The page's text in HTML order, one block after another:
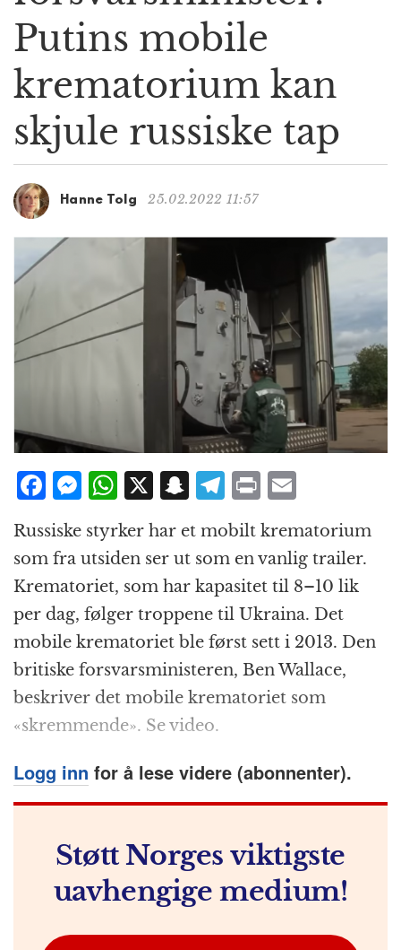
a
t
o
n
Putins mobile
krematorium kan
skjule russiske tap
Hanne Tolg 25.02.2022 11:57
F
a
c
e
b
o
o
k
M
ss
e
n
g
e
r
W
h
at
s
A
p
p
X S
a
p
c
h
at
T
el
e
g
r
a
m
P
ri
n
t
ai
l
Russiske styrker har et mobilt krematorium
som fra utsiden ser ut som en vanlig trailer.
Krematoriet, som har kapasitet til 8–10 lik
per dag, følger troppene til Ukraina. Det
mobile krematoriet ble først sett i 2013. Den
britiske forsvarsministeren, Ben Wallace,
beskriver det mobile krematoriet som
«skremmende». Se video.
Logg inn for å lese videre (abonnenter).
Støtt Norges viktigste
uavhengige medium!